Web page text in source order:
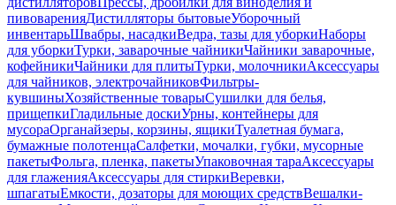
пивоваренияДистилляторы бытовыеУборочный
инвентарьШвабры, насадкиВедра, тазы для уборкиНаборы
для уборкиТурки, заварочные чайникиЧайники заварочные,
кофейникиЧайники для плитыТурки, молочникиАксессуары
для чайников, электрочайниковФильтры-
кувшиныХозяйственные товарыСушилки для белья,
прищепкиГладильные доскиУрны, контейнеры для
мусораОрганайзеры, корзины, ящикиТуалетная бумага,
бумажные полотенцаСалфетки, мочалки, губки, мусорные
пакетыФольга, пленка, пакетыУпаковочная тараАксессуары
для глаженияАксессуары для стиркиВеревки,
шпагатыЕмкости, дозаторы для моющих средствВешалки-